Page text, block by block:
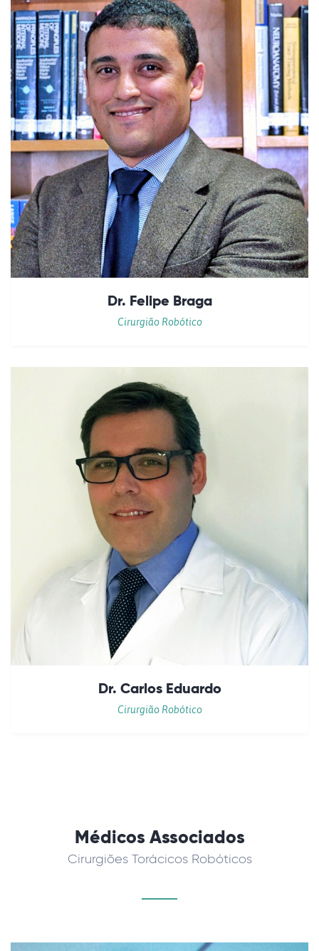
Dr. Felipe Braga
Cirurgião Robótico
Dr. Carlos Eduardo
Cirurgião Robótico
Médicos Associados
Cirurgiões Torácicos Robóticos